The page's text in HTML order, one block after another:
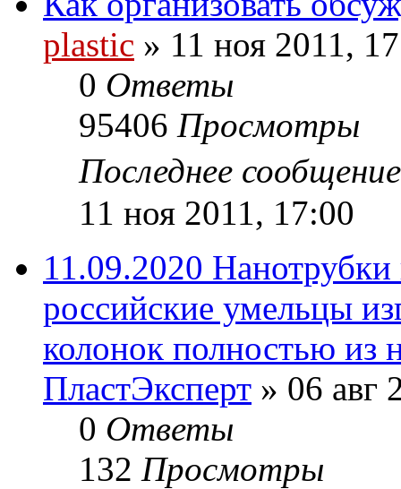
plastic » 11 ноя 2011,
0 Ответы
95406 Просмотры
Последнее
11 ноя 2011, 17:00
11.09.2020 Нанотрубки
российские умельцы
колонок полностью из
ПластЭксперт » 06 авг
0 Ответы
132 Просмотры